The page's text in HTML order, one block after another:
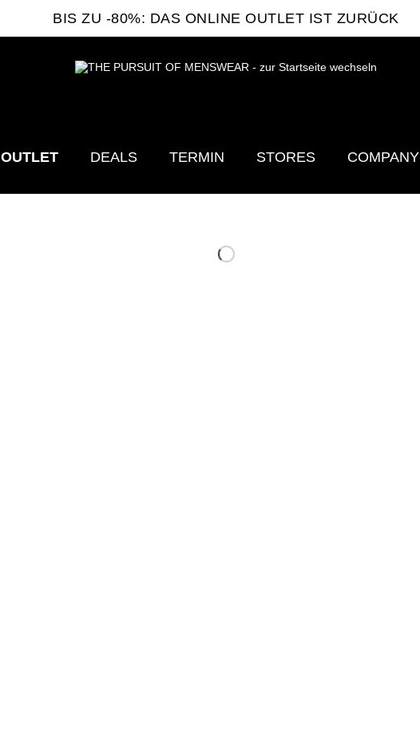
BIS ZU -80%: DAS ONLINE OUTLET IST ZURÜCK
OUTLET DEALS TERMIN STORES COMPANY